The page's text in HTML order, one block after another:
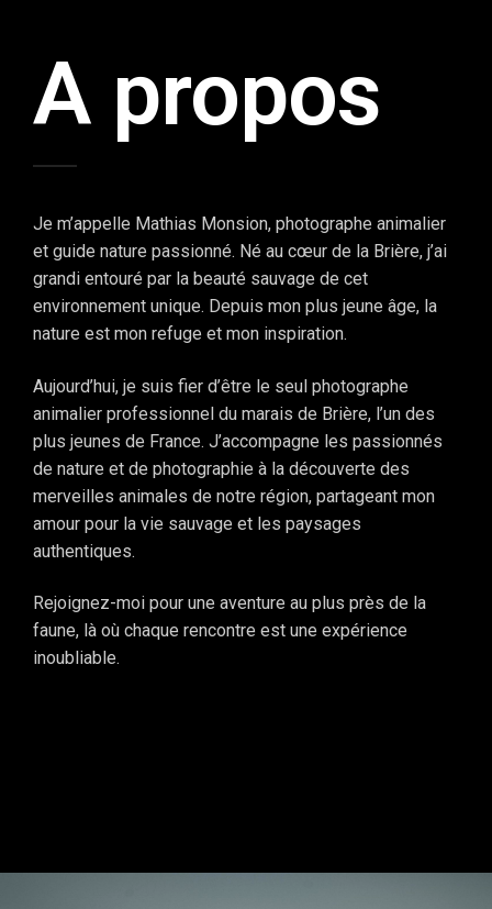
A propos
Je m’appelle Mathias Monsion, photographe animalier
et guide nature passionné. Né au cœur de la Brière, j’ai
grandi entouré par la beauté sauvage de cet
environnement unique. Depuis mon plus jeune âge, la
nature est mon refuge et mon inspiration.
Aujourd’hui, je suis fier d’être le seul photographe
animalier professionnel du marais de Brière, l’un des
plus jeunes de France. J’accompagne les passionnés
de nature et de photographie à la découverte des
merveilles animales de notre région, partageant mon
amour pour la vie sauvage et les paysages
authentiques.
Rejoignez-moi pour une aventure au plus près de la
faune, là où chaque rencontre est une expérience
inoubliable.